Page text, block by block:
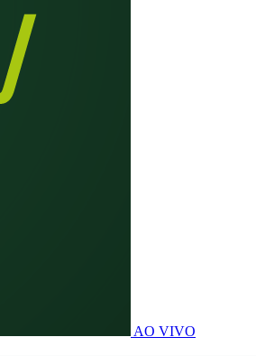
AO VIVO